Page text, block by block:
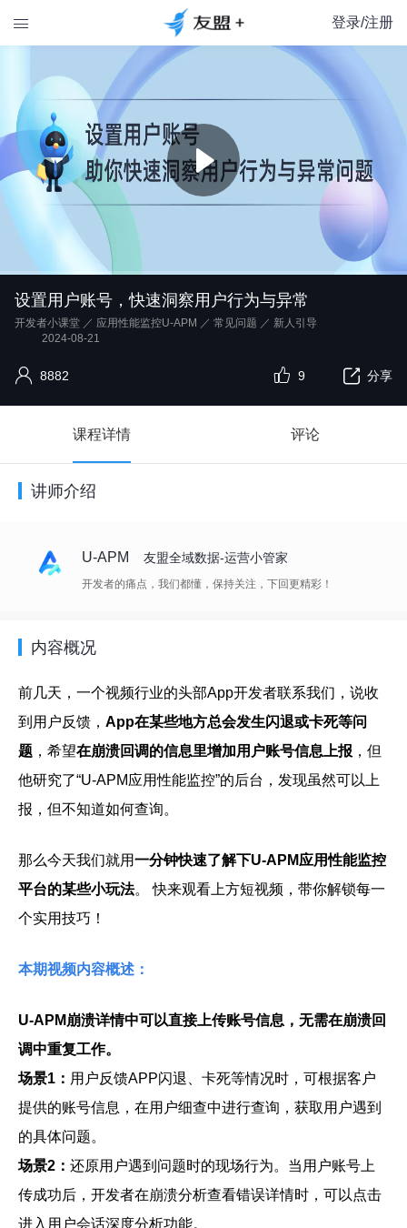
 登录/注册
设置用户账号，快速洞察用户行为与异常
开发者小课堂 ／ 应用性能监控U-APM ／ 常见问题 ／ 新人引导
2024-08-21
8882 分享
9
课程详情 评论
讲师介绍
U-APM 友盟全域数据-运营小管家
开发者的痛点，我们都懂，保持关注，下回更精彩！
内容概况
前几天，一个视频行业的头部App开发者联系我们，说收
到用户反馈， App在某些地方总会发生闪退或卡死等问
题 ，希望在崩溃回调的信息里增加用户账号信息上报 ，但
他研究了“U-APM应用性能监控”的后台，发现虽然可以上
报，但不知道如何查询。
那么今天我们就用一分钟快速了解下U-APM应用性能监控
平台的某些小玩法。 快来观看上方短视频，带你解锁每一
个实用技巧！
本期视频内容概述：
U-APM崩溃详情中可以直接上传账号信息，无需在崩溃回
调中重复工作。
场景1： 用户反馈APP闪退、卡死等情况时，可根据客户
提供的账号信息，在用户细查中进行查询，获取用户遇到
的具体问题。
场景2： 还原用户遇到问题时的现场行为。当用户账号上
传成功后，开发者在崩溃分析查看错误详情时，可以点击
进入用户会话深度分析功能。